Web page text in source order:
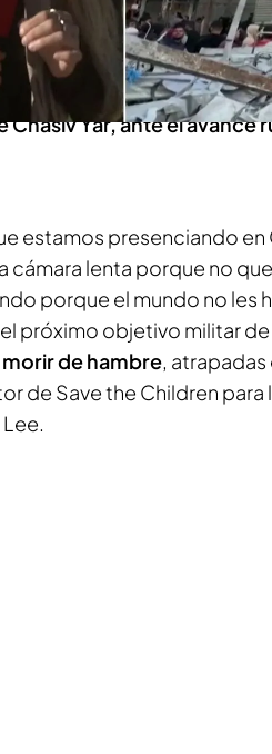
desesperados en busca de
Chasiv Yar, ante el avance
estamos presenciando en
cámara lenta porque no
porque el mundo no les
próximo objetivo militar de
morir de hambre,
de Save the Children